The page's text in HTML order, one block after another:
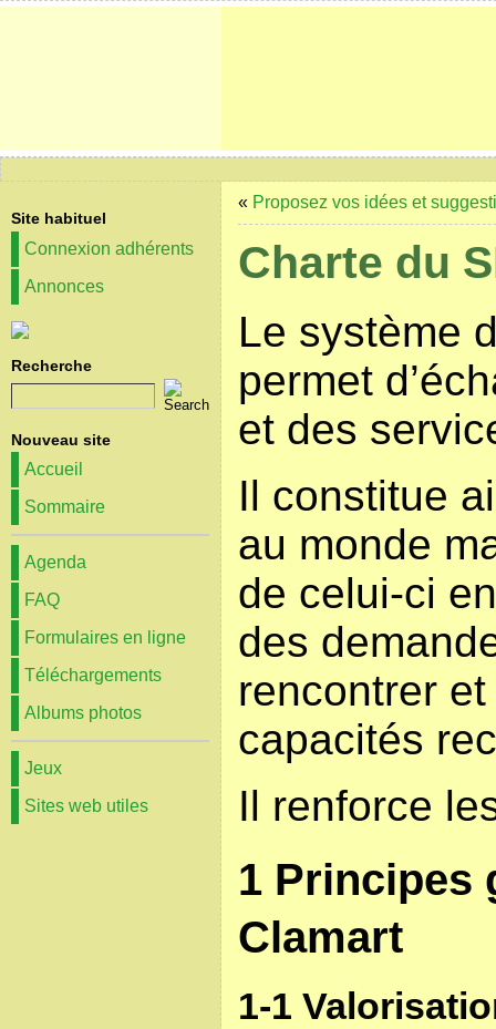
Site habituel
Connexion adhérents
Annonces
Recherche
Nouveau site
Accueil
Sommaire
Agenda
FAQ
Formulaires en ligne
Téléchargements
Albums photos
Jeux
Sites web utiles
« Proposez vos idées et
Charte du
Le système
permet
et des
Il constitue
au monde
de celui-ci
des
rencontrer
capacités
Il renforce
1 Principes
Clamart
1-1